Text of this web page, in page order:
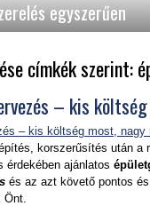
egyszerűen
címkék szerint:
– kis
korszerűsítés után a
érdekében ajánlatos
és az azt követő pontos
Önt.